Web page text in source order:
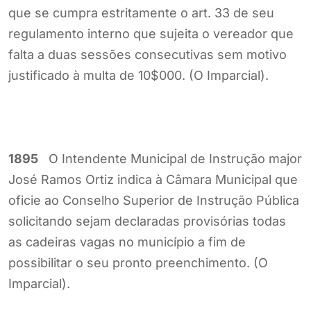
que se cumpra estritamente o art. 33 de seu
regulamento interno que sujeita o vereador que
falta a duas sessões consecutivas sem motivo
justificado à multa de 10$000. (O Imparcial).
1895 O Intendente Municipal de Instrução major
José Ramos Ortiz indica à Câmara Municipal que
oficie ao Conselho Superior de Instrução Pública
solicitando sejam declaradas provisórias todas
as cadeiras vagas no município a fim de
possibilitar o seu pronto preenchimento. (O
Imparcial).